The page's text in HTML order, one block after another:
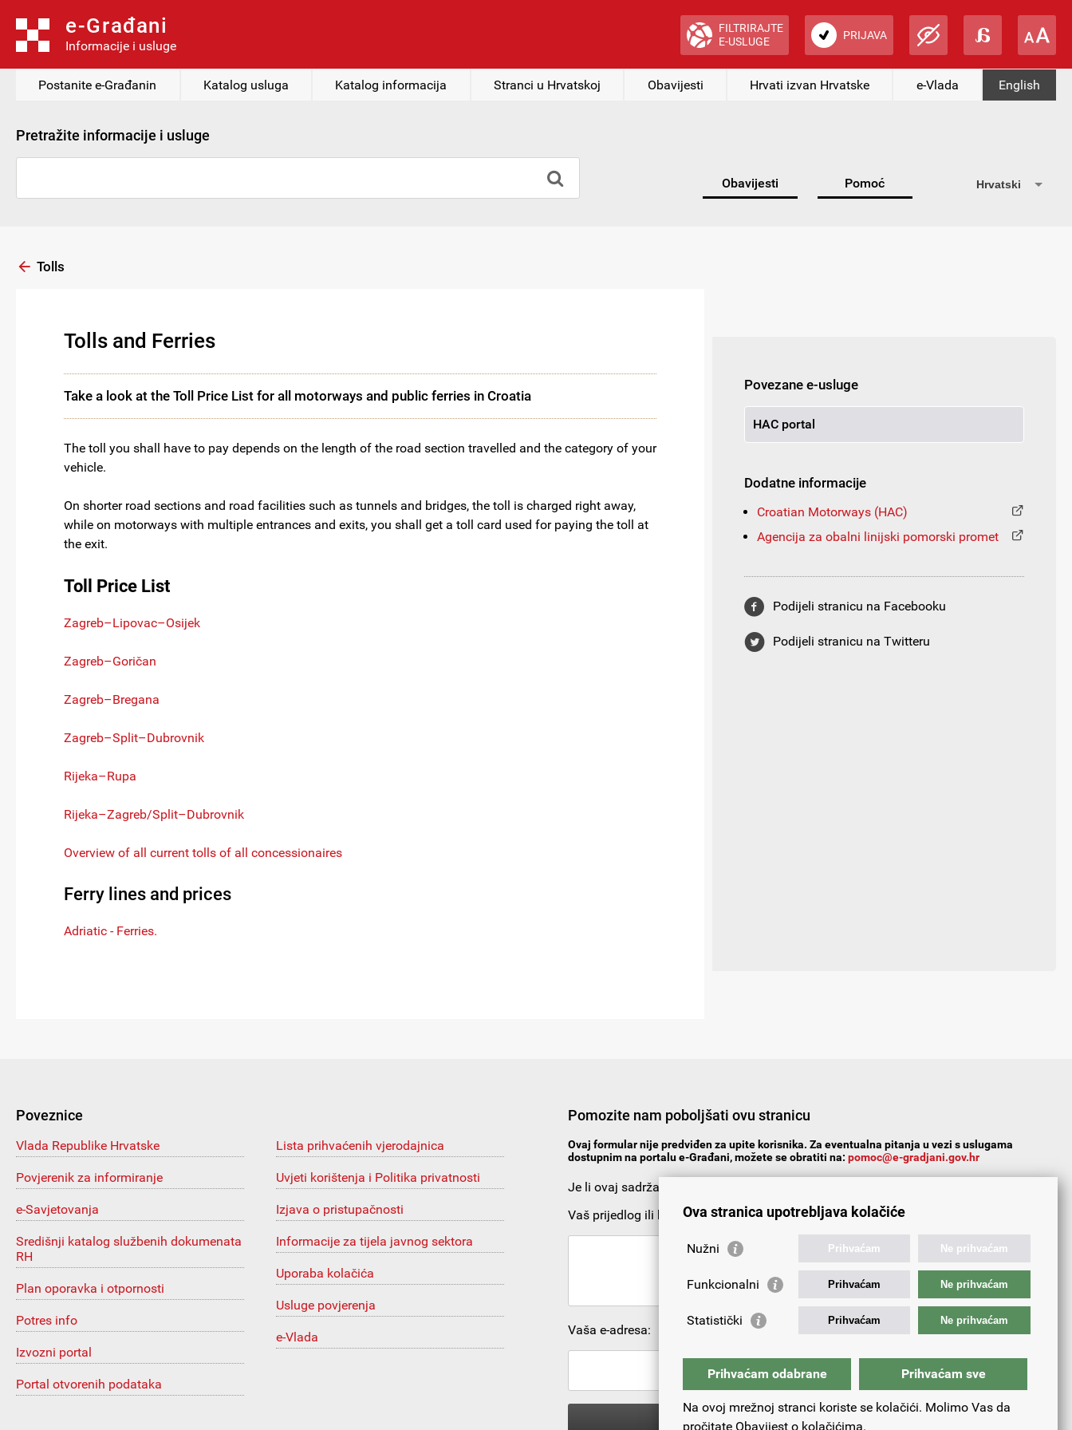
e-Građani
Informacije i usluge
FILTRIRAJTE
E-USLUGE
PRIJAVA
Postanite e-Građanin Katalog usluga Katalog informacija Stranci u Hrvatskoj Obavijesti Hrvati izvan Hrvatske e-Vlada English
Pretražite informacije i usluge
Obavijesti Pomoć Hrvatski
Tolls
Tolls and Ferries
Take a look at the Toll Price List for all motorways and public ferries in Croatia
The toll you shall have to pay depends on the length of the road section travelled and the category of your
vehicle.
On shorter road sections and road facilities such as tunnels and bridges, the toll is charged right away,
while on motorways with multiple entrances and exits, you shall get a toll card used for paying the toll at
the exit.
Toll Price List
Zagreb–Lipovac–Osijek
Zagreb–Goričan
Zagreb–Bregana
Zagreb–Split–Dubrovnik
Rijeka–Rupa
Rijeka–Zagreb/Split–Dubrovnik
Overview of all current tolls of all concessionaires
Ferry lines and prices
Adriatic - Ferries.
Povezane e-usluge
HAC portal
Dodatne informacije
Croatian Motorways (HAC)
Agencija za obalni linijski pomorski promet
Podijeli stranicu na Facebooku
Podijeli stranicu na Twitteru
Poveznice
Vlada Republike Hrvatske
Povjerenik za informiranje
e-Savjetovanja
Središnji katalog službenih dokumenata
RH
Plan oporavka i otpornosti
Potres info
Izvozni portal
Portal otvorenih podataka
Lista prihvaćenih vjerodajnica
Uvjeti korištenja i Politika privatnosti
Izjava o pristupačnosti
Informacije za tijela javnog sektora
Uporaba kolačića
Usluge povjerenja
e-Vlada
Pomozite nam poboljšati ovu stranicu
Ovaj formular nije predviđen za upite korisnika. Za eventualna pitanja u vezi s uslugama
dostupnim na portalu e-Građani, možete se obratiti na: pomoc@e-gradjani.gov.hr
Je li ovaj sadržaj koristan?
Vaš prijedlog ili komentar:
Vaša e-adresa:
Ova stranica upotrebljava kolačiće
Nužni Prihvaćam Ne prihvaćam
Funkcionalni Prihvaćam Ne prihvaćam
Statistički Prihvaćam Ne prihvaćam
Prihvaćam odabrane Prihvaćam sve
Na ovoj mrežnoj stranci koriste se kolačići. Molimo Vas da
pročitate Obavijest o kolačićima.